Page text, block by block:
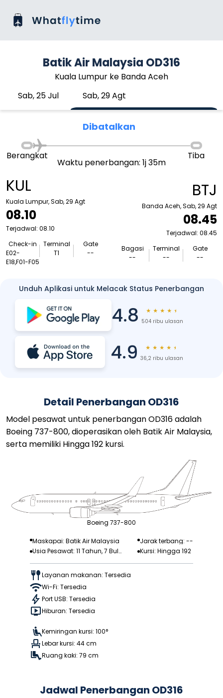
Batik Air Malaysia OD316
Kuala Lumpur ke Banda Aceh
Sab, 25 Jul
Sab, 29 Agt
Dibatalkan
KUL
Kuala Lumpur, Sab, 29 Agt
08.10
Terjadwal: 08.10
Check-in
E02-
E18,F01-F05
Terminal
T1
Gate
--
Berangkat
Waktu penerbangan: 1j 35m
Tiba
BTJ
Banda Aceh, Sab, 29 Agt
08.45
Terjadwal: 08.45
Bagasi
--
Terminal
--
Gate
--
Unduh Aplikasi untuk Melacak Status Penerbangan
4.8 ★ ★ ★ ★ ★
504 ribu ulasan
4.9 ★ ★ ★ ★ ★
36,2 ribu ulasan
Detail Penerbangan OD316
Model pesawat untuk penerbangan OD316 adalah
Boeing 737-800, dioperasikan oleh Batik Air Malaysia,
serta memiliki Hingga 192 kursi.
Boeing 737-800
Maskapai: Batik Air Malaysia
Jarak terbang: --
Usia Pesawat: 11 Tahun, 7 Bula
n
Kursi: Hingga 192
Layanan makanan: Tersedia
Wi-Fi: Tersedia
Port USB: Tersedia
Hiburan: Tersedia
Kemiringan kursi: 100°
Lebar kursi: 44 cm
Ruang kaki: 79 cm
Jadwal Penerbangan OD316